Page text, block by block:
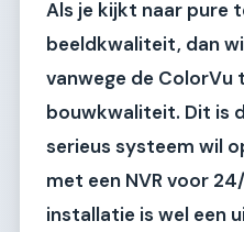
Als je kijkt naar pure
beeldkwaliteit, dan
vanwege de ColorVu
bouwkwaliteit. Dit is
serieus systeem wil
met een NVR voor
installatie is wel een